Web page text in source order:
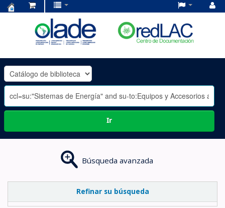
OLADE
-
Ir
Búsqueda avanzada
Refinar su búsqueda